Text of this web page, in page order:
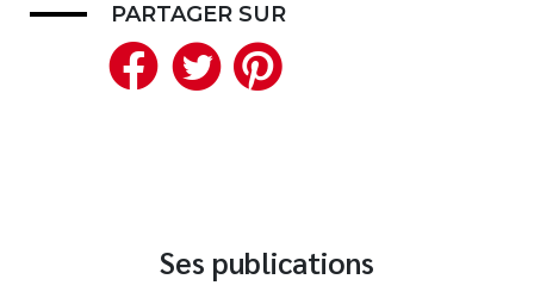
Meilleurs vendeurs
Page vedette
PARTAGER SUR
Facebook
Twitter
Ses publications